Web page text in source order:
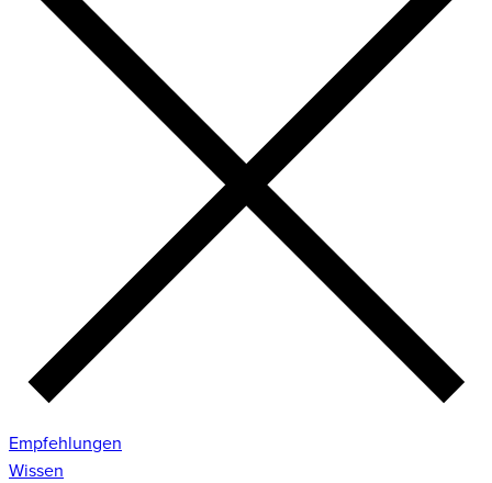
Empfehlungen
Wissen